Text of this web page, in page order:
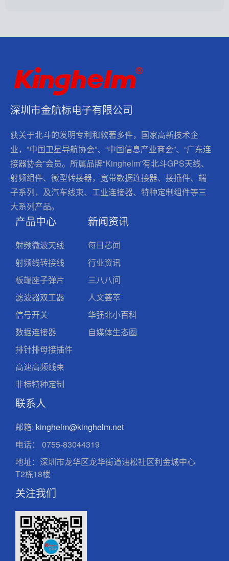
深圳市金航标电子有限公司
获关于北斗的发明专利和软著多件，国家高新技术企
业，“中国卫星导航协会”、“中国信息产业商会”、“广东连
接器协会”会员。所属品牌“Kinghelm”有北斗GPS天线、
射频组件、微型转接器，宽带数据连接器、接插件、端
子系列，及汽车线束、工业连接器、特种定制组件等三
大系列产品。
产品中心
射频微波天线
射频线转接线
板端座子弹片
滤波器双工器
信号开关
数据连接器
排针排母接插件
高速高频线束
非标特种定制
新闻资讯
每日芯闻
行业资讯
三八八问
人文荟萃
华强北小百科
自媒体生态圈
联系人
邮箱: kinghelm@kinghelm.net
电话：
0755-83044319
地址：深圳市龙华区龙华街道油松社区利金城中心
T2栋18楼
关注我们